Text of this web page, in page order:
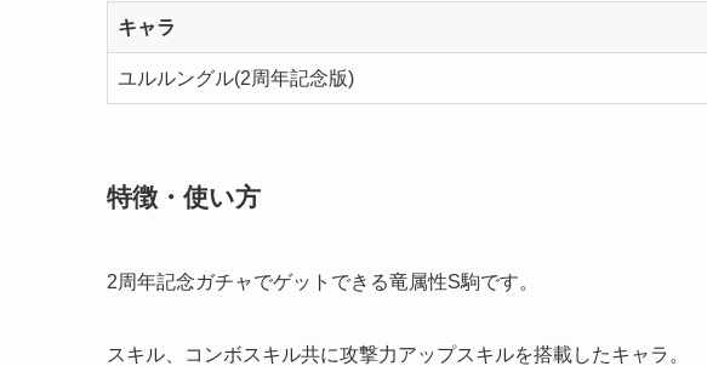
キャラ
ユルルングル(2周年記念版)
特徴・使い方
2周年記念ガチャでゲットできる竜属性S駒です。
スキル、コンボスキル共に攻撃力アップスキルを搭載したキャラ。